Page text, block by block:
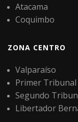
Atacama
Coquimbo
ZONA CENTRO
Valparaíso
Primer
Segundo
Libertador